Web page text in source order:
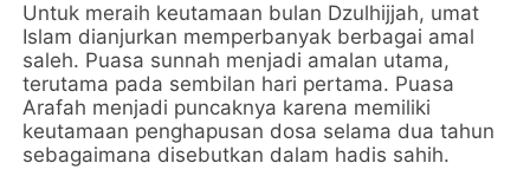
Untuk meraih keutamaan bulan Dzulhijjah, umat
Islam dianjurkan memperbanyak berbagai amal
saleh. Puasa sunnah menjadi amalan utama,
terutama pada sembilan hari pertama. Puasa
Arafah menjadi puncaknya karena memiliki
keutamaan penghapusan dosa selama dua tahun
sebagaimana disebutkan dalam hadis sahih.